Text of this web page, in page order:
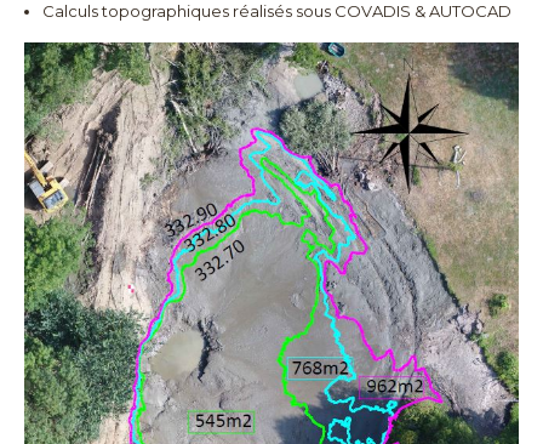
Calculs topographiques réalisés sous COVADIS & AUTOCAD